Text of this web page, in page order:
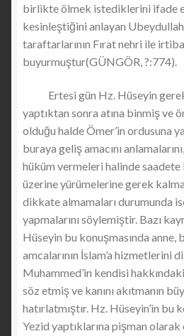
birlikte ölmek istediklerini ifade
kesinleştiğini anlayan
taraftarlarının Fırat nehri ile
buyurmuştur(GÜNGÖR, ?:774).
Ertesi gün Hz. Hüseyin gerekli
yaptıktan sonra atına binmiş ve
olduğu halde Ömer’in ordusuna
buraya geliş amacını
hüküm vermeleri halinde saadete
üzerine yürümelerine gerek
dikkate almamaları durumunda
yapmalarını söylemiştir. Bazı
Hüseyin bu konuşmasında anne,
amcalarının İslam’a hizmetlerini
Muhammed’in kendisi
söz etmiş ve kanını akıtmanın
hatırlatmıştır. Hz. Hüseyin’in bu
Yezid yaptıklarına pişman olarak